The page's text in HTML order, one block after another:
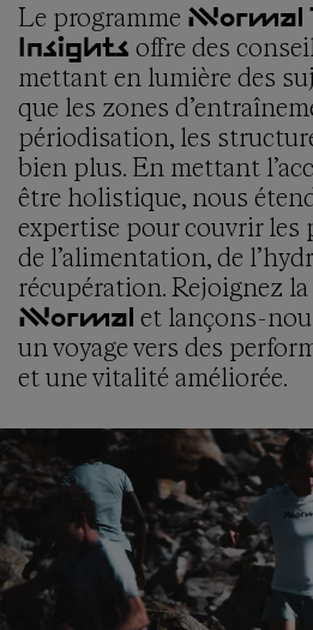
Le programme NNormal
Insights offre des
mettant en lumière des
que les zones
périodisation, les
bien plus. En mettant
être holistique, nous
expertise pour couvrir les
de l’alimentation, de
récupération. Rejoignez
NNormal et lançons-
un voyage vers des
et une vitalité améliorée.